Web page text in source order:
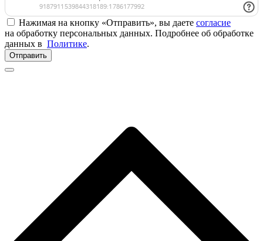
Нажимая на кнопку «Отправить», вы даете согласие
на обработку персональных данных. Подробнее об обработке
данных в Политике.
Отправить